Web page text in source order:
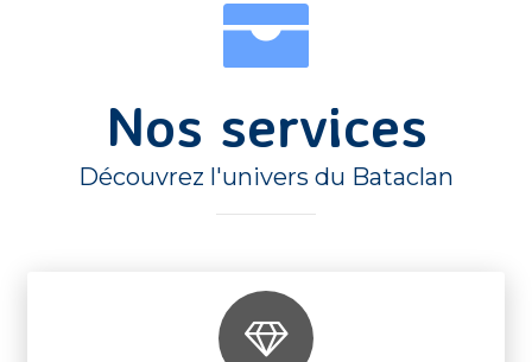
Nos services
Découvrez l'univers du Bataclan